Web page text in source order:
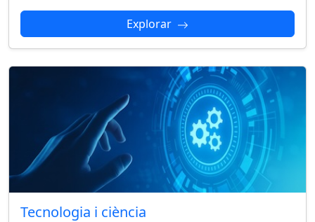
Explorar
Tecnologia i ciència